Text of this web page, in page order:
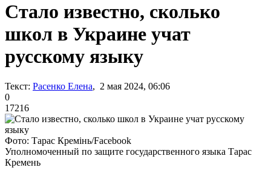
Стало известно, сколько
школ в Украине учат
русскому языку
Текст: Расенко Елена, 2 мая 2024, 06:06
0
17216
Фото: Тарас Кремінь/Facebook
Уполномоченный по защите государственного языка Тарас
Кремень